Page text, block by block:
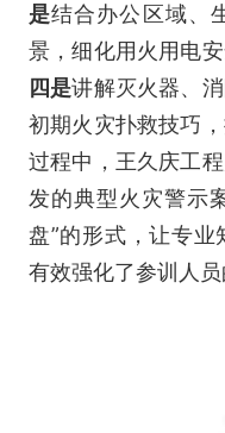
是结合办公区域、
景，细化用火用电
四是讲解灭火器、
初期火灾扑救技巧
过程中，王久庆工
发的典型火灾警示
盘”的形式，让专业
有效强化了参训人员